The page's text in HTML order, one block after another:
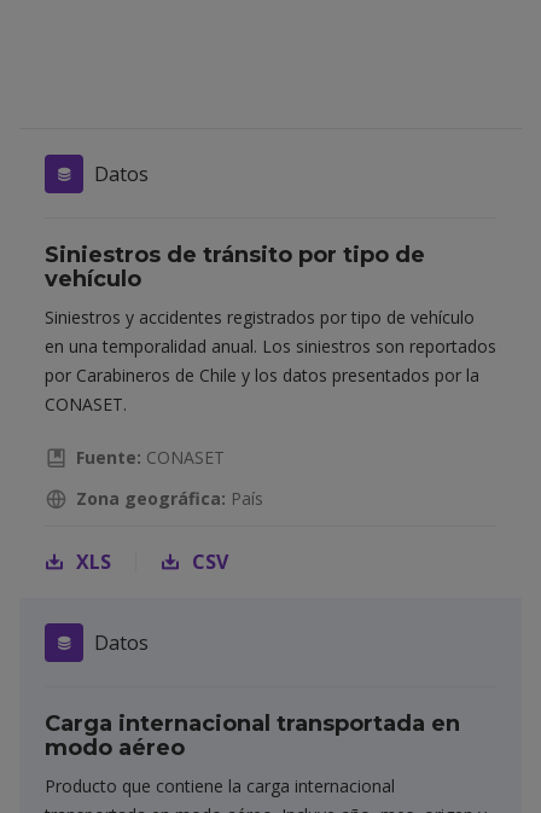
Datos
Siniestros de tránsito por tipo de
vehículo
Siniestros y accidentes registrados por tipo de vehículo
en una temporalidad anual. Los siniestros son reportados
por Carabineros de Chile y los datos presentados por la
CONASET.
Fuente: CONASET
Zona geográfica: País
XLS CSV
Datos
Carga internacional transportada en
modo aéreo
Producto que contiene la carga internacional